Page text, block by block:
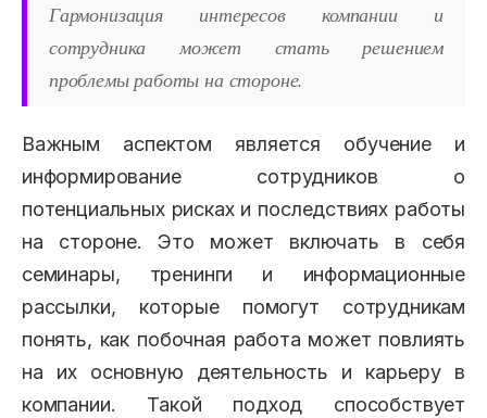
Гармонизация интересов компании и
сотрудника может стать решением
проблемы работы на стороне.
Важным аспектом является обучение и
информирование сотрудников о
потенциальных рисках и последствиях работы
на стороне. Это может включать в себя
семинары, тренинги и информационные
рассылки, которые помогут сотрудникам
понять, как побочная работа может повлиять
на их основную деятельность и карьеру в
компании. Такой подход способствует